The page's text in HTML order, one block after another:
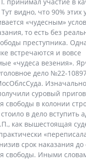
видно, что 90% этих
«чудесным»
то есть без
преступника.
встречаются и вовсе
«чудеса везения».
дело №22-
суровый
свободы в колонии
в дело вступить
как вышестоящая
срок наказания
свободы. Иными